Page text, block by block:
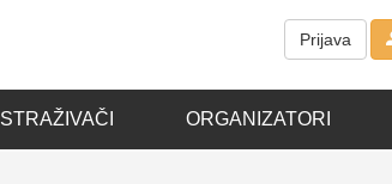
Prijava
ISTRAŽIVAČI ORGANIZATORI